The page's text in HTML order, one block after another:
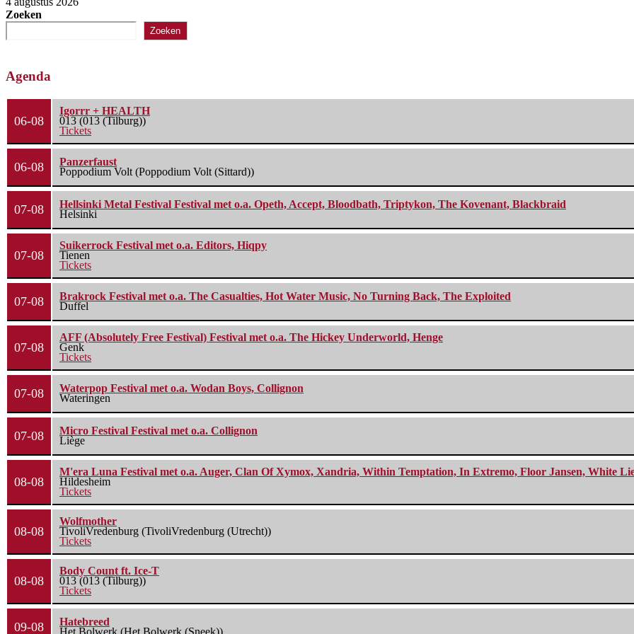
Zoeken
Zoeken
Agenda
06-08
Igorrr + HEALTH
013 (013 (Tilburg))
Tickets
06-08
Panzerfaust
Poppodium Volt (Poppodium Volt (Sittard))
07-08
Hellsinki Metal Festival Festival met o.a. Opeth, Accept, Bloodbath, Triptykon, The Kovenant, Blackbraid
Helsinki
07-08
Suikerrock Festival met o.a. Editors, Hiqpy
Tienen
Tickets
07-08
Brakrock Festival met o.a. The Casualties, Hot Water Music, No Turning Back, The Exploited
Duffel
07-08
AFF (Absolutely Free Festival) Festival met o.a. The Hickey Underworld, Henge
Genk
Tickets
07-08
Waterpop Festival met o.a. Wodan Boys, Collignon
Wateringen
07-08
Micro Festival Festival met o.a. Collignon
Liège
08-08
M'era Luna Festival met o.a. Auger, Clan Of Xymox, Xandria, Within Temptation, In Extremo, Floor Jansen, White
Hildesheim
Tickets
08-08
Wolfmother
TivoliVredenburg (TivoliVredenburg (Utrecht))
Tickets
08-08
Body Count ft. Ice-T
013 (013 (Tilburg))
Tickets
09-08
Hatebreed
Het Bolwerk (Het Bolwerk (Sneek))